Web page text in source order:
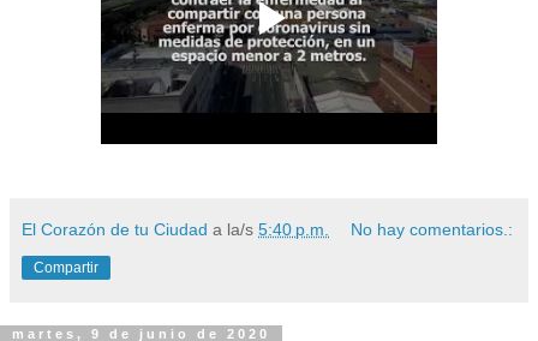
El Corazón de tu Ciudad a la/s 5:40 p.m. No hay comentarios.:
Compartir
martes, 9 de junio de 2020